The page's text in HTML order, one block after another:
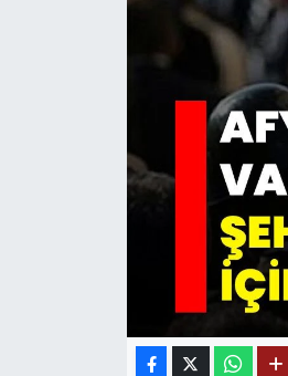
11:11 MANŞET